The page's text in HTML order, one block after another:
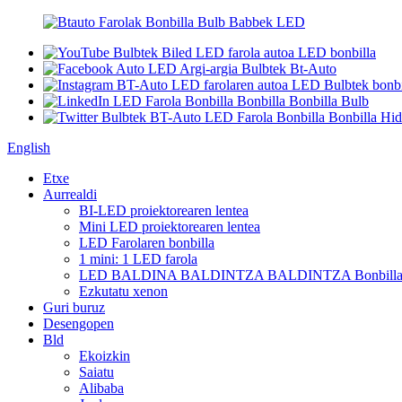
English
Etxe
Aurrealdi
BI-LED proiektorearen lentea
Mini LED proiektorearen lentea
LED Farolaren bonbilla
1 mini: 1 LED farola
LED BALDINA BALDINTZA BALDINTZA Bonbilla
Ezkutatu xenon
Guri buruz
Desengopen
Bld
Ekoizkin
Saiatu
Alibaba